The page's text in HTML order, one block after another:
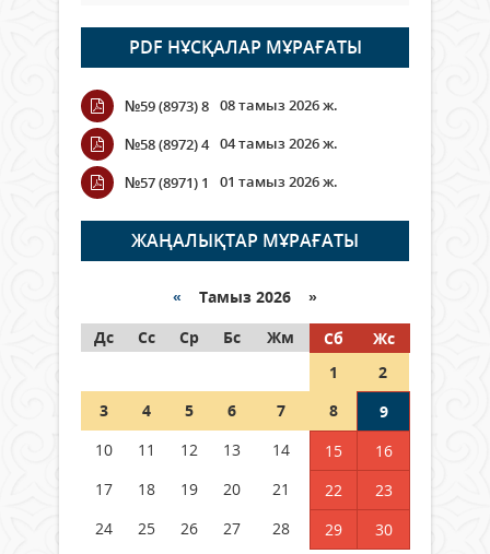
Open Air: Қызылорда облысы
полиция департаменті 20
мыңнан астам көрерменнің
қауіпсіздігін қамтамасыз етті
06 тамыз 2026 ж.
Wi-Fi ҚАБЫРҒА АРҚЫЛЫ ҚАЛАЙ
ӨТЕДІ?
06 тамыз 2026 ж. 277
граждане Казахстана,
05 тамыз 2026 ж. 159
Шетелде жүрген Қазақстан
азаматтары қалай дауыс бере
PDF НҰСҚАЛАР МҰРАҒАТЫ
№59 (8973) 8 08 тамыз 2026 ж.
№58 (8972) 4 04 тамыз 2026 ж.
№57 (8971) 1
01 тамыз 2026 ж.
ЖАҢАЛЫҚТАР МҰРАҒАТЫ
« Тамыз 2026 »
Дс
Сс Ср Бс Жм Сб
Жс
1
2
3
4 5 6 7 8
9
10
11 12 13 14 15
16
17
18 19 20 21 22
23
24
25 26 27 28 29
30